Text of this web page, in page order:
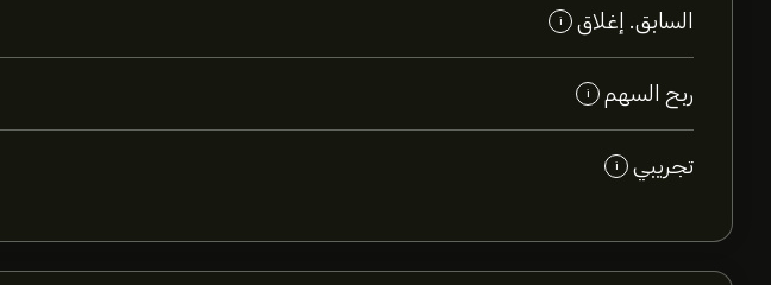
السابق. إغلاق i
ربح السهم i
تجريبي i